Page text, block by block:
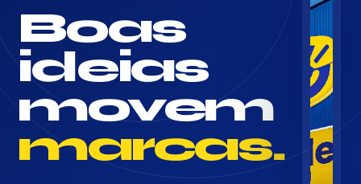
Boas
ideias
movem
marcas.